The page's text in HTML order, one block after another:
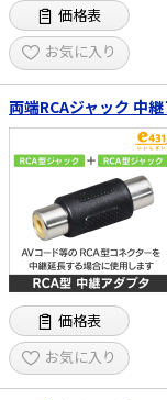
価格表
お気に入り
両端RCAジャック 中
価格表
お気に入り